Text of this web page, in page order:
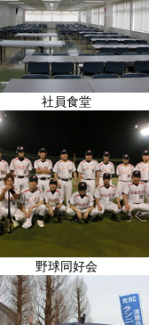
社員食堂
野球同好会